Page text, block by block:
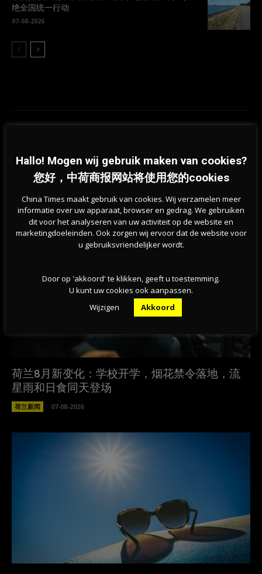
绝全国统一行动
07-08-2026
NS便民新措施！投入六千万欧，
小型车站也可以上厕所、买咖啡啦
房价降了？荷兰房地产市场开始降
相关文章
荷兰8月新变化：学校开学，烟花禁令落地，流
星雨和日食同天登场
荷兰新闻 07-08-2026
Hallo! Mogen wij gebruik maken van cookies?
您好，中荷商报网站将使用您的cookies
China Times maakt gebruik van cookies. Wij verzamelen meer
informatie over uw apparaat, browser en gedrag. We gebruiken
dit voor het analyseren van uw activiteit op de website en
marketingdoeleinden. Ook zorgen wij ervoor dat de website voor
u gebruiksvriendelijker wordt.
Door op 'akkoord' te klikken, geeft u toestemming.
U kunt uw cookies ook aanpassen.
Wijzigen
Akkoord